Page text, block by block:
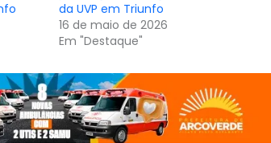
da UVP em Triunfo
16 de maio de 2026
Em "Destaque"